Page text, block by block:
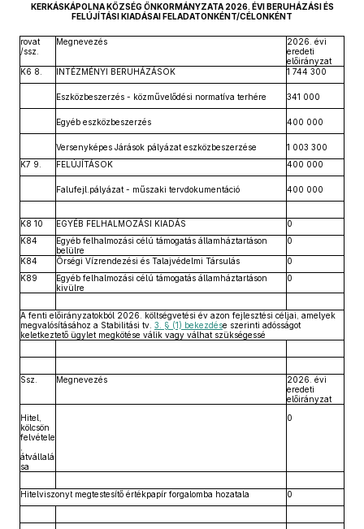
KERKÁSKÁPOLNA KÖZSÉG ÖNKORMÁNYZATA 2026. ÉVI BERUHÁZÁSI ÉS
FELÚJÍTÁSI KIADÁSAI FELADATONKÉNT/CÉLONKÉNT
rovat
/ssz.
Megnevezés
2026. évi
eredeti
előirányzat
K6 8.
INTÉZMÉNYI BERUHÁZÁSOK 1 744 300
Eszközbeszerzés - közművelődési normatíva terhére 341 000
Egyéb eszközbeszerzés 400 000
Versenyképes Járások pályázat eszközbeszerzése
1 003 300
K7 9.
FELÚJÍTÁSOK 400 000
Falufejl.pályázat - műszaki tervdokumentáció 400 000
K8 10 EGYÉB FELHALMOZÁSI KIADÁS
0
K84
Egyéb felhalmozási célú támogatás államháztartáson
belülre
0
K84 Őrségi Vízrendezési és Talajvédelmi Társulás
0
K89
Egyéb felhalmozási célú támogatás államháztartáson
kivülre
0
A fenti előirányzatokból 2026. költségvetési év azon fejlesztési céljai, amelyek
megvalósításához a Stabilitási tv. 3. § (1) bekezdése szerinti adósságot
keletkeztető ügylet megkötése válik vagy válhat szükségessé
Ssz. Megnevezés
2026. évi
eredeti
előirányzat
Hitel,
kölcsön
felvétele
átvállalá
sa
0
Hitelviszonyt megtestesítő értékpapír forgalomba hozatala 0